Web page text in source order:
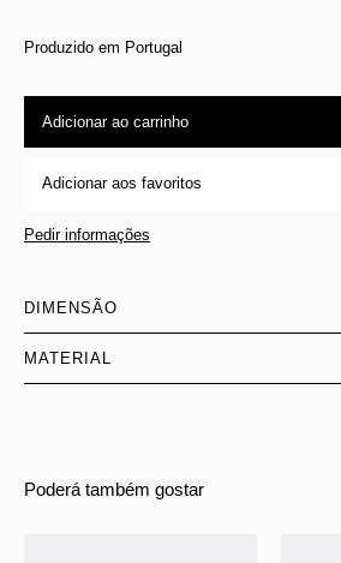
Produzido em Portugal
Adicionar ao carrinho
Adicionar aos favoritos
Pedir informações
DIMENSÃO
MATERIAL
Poderá também gostar